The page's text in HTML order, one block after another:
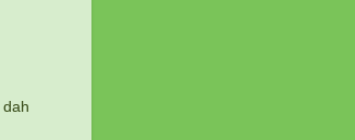
dah